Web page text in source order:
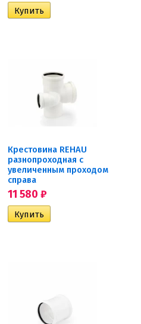
Крестовина REHAU
разнопроходная с
увеличенным проходом
справа
11 580 ₽